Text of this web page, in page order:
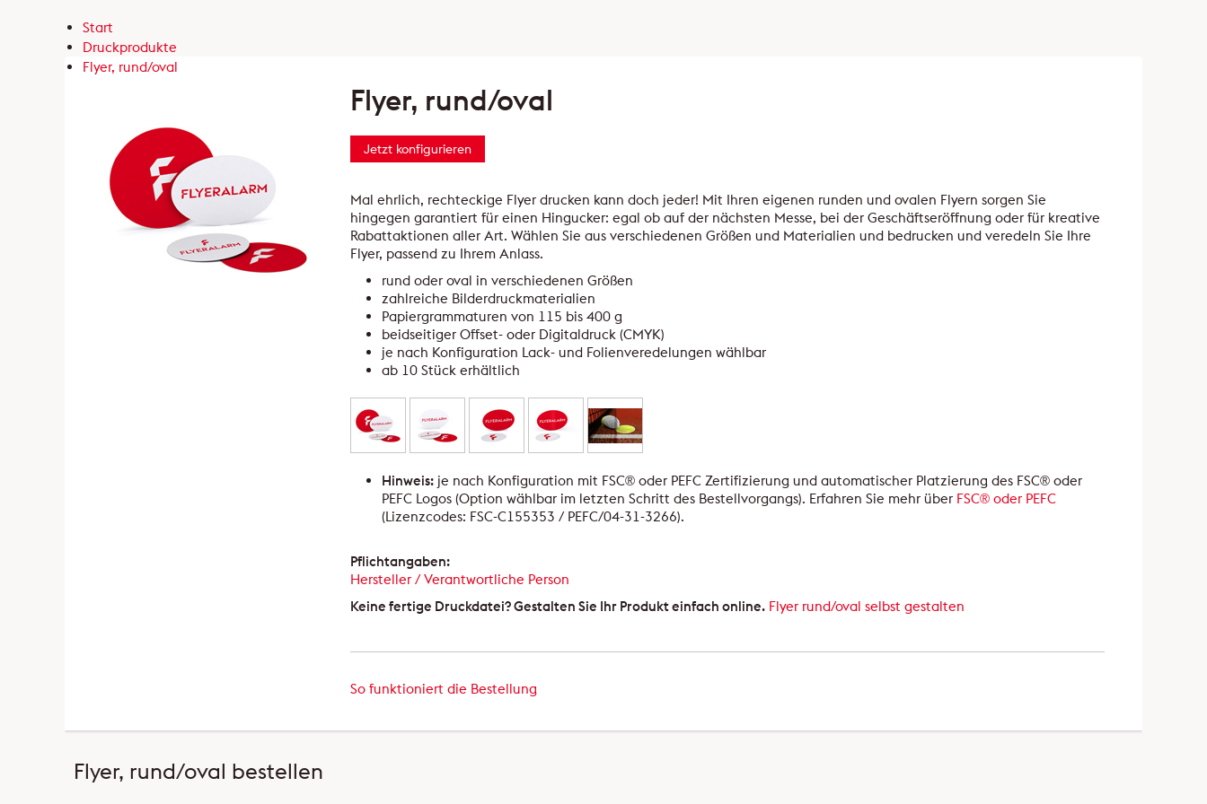
Start
Druckprodukte
Flyer, rund/oval
Flyer, rund/oval
Jetzt konfigurieren
Mal ehrlich, rechteckige Flyer drucken kann doch jeder! Mit Ihren eigenen runden und ovalen Flyern sorgen Sie
hingegen garantiert für einen Hingucker: egal ob auf der nächsten Messe, bei der Geschäftseröffnung oder für kreative
Rabattaktionen aller Art. Wählen Sie aus verschiedenen Größen und Materialien und bedrucken und veredeln Sie Ihre
Flyer, passend zu Ihrem Anlass.
rund oder oval in verschiedenen Größen
zahlreiche Bilderdruckmaterialien
Papiergrammaturen von 115 bis 400 g
beidseitiger Offset- oder Digitaldruck (CMYK)
je nach Konfiguration Lack- und Folienveredelungen wählbar
ab 10 Stück erhältlich
Hinweis: je nach Konfiguration mit FSC® oder PEFC Zertifizierung und automatischer Platzierung des FSC® oder
PEFC Logos (Option wählbar im letzten Schritt des Bestellvorgangs). Erfahren Sie mehr über FSC® oder PEFC
(Lizenzcodes: FSC-C155353 / PEFC/04-31-3266).
Pflichtangaben:
Hersteller / Verantwortliche Person
Keine fertige Druckdatei? Gestalten Sie Ihr Produkt einfach online. Flyer rund/oval selbst gestalten
So funktioniert die Bestellung
Flyer, rund/oval bestellen